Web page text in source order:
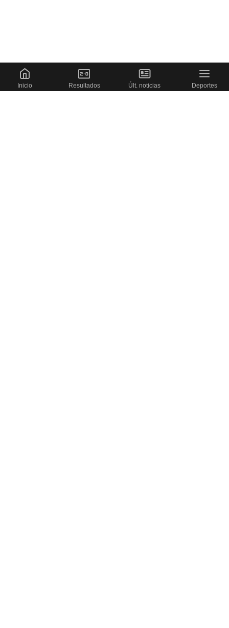
Inicio Resultados Últ. noticias Deportes